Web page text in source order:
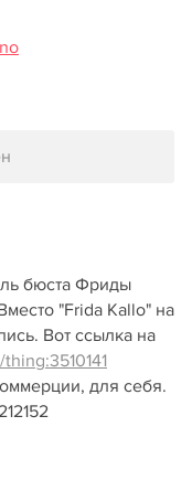
бюста Фриды
"Frida Kallo" на
Вот ссылка на
для себя.